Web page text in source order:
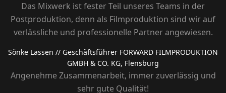
Das Mixwerk ist fester Teil unseres Teams in der
Postproduktion, denn als Filmproduktion sind wir auf
verlässliche und professionelle Partner angewiesen.
Sönke Lassen // Geschäftsführer FORWARD FILMPRODUKTION
GMBH & CO. KG, Flensburg
Angenehme Zusammenarbeit, immer zuverlässig und
sehr gute Qualität!